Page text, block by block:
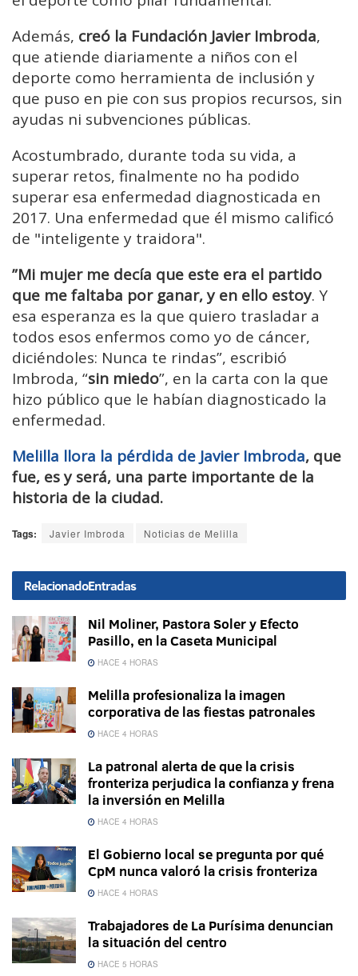
Además, creó la Fundación Javier Imbroda,
que atiende diariamente a niños con el
deporte como herramienta de inclusión y
que puso en pie con sus propios recursos, sin
ayudas ni subvenciones públicas.
Acostumbrado, durante toda su vida, a
superar retos, finalmente no ha podido
superar esa enfermedad diagnosticada en
2017. Una enfermedad que él mismo calificó
de "inteligente y traidora".
”Mi mujer me decía que este era el partido
que me faltaba por ganar, y en ello estoy. Y
esa esperanza es la que quiero trasladar a
todos esos enfermos como yo de cáncer,
diciéndoles: Nunca te rindas”, escribió
Imbroda, “sin miedo”, en la carta con la que
hizo público que le habían diagnosticado la
enfermedad.
Melilla llora la pérdida de Javier Imbroda, que
fue, es y será, una parte importante de la
historia de la ciudad.
Tags: Javier Imbroda Noticias de Melilla
RelacionadoEntradas
Nil Moliner, Pastora Soler y Efecto
Pasillo, en la Caseta Municipal
HACE 4 HORAS
Melilla profesionaliza la imagen
corporativa de las fiestas patronales
HACE 4 HORAS
La patronal alerta de que la crisis
fronteriza perjudica la confianza y frena
la inversión en Melilla
HACE 4 HORAS
El Gobierno local se pregunta por qué
CpM nunca valoró la crisis fronteriza
HACE 4 HORAS
Trabajadores de La Purísima denuncian
la situación del centro
HACE 5 HORAS